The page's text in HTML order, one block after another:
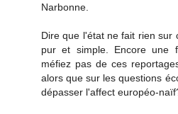
Narbonne.
Dire que l'état ne fait rien sur
pur et simple. Encore une
méfiez pas de ces
alors que sur les questions
dépasser l'affect européo-